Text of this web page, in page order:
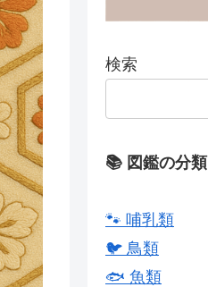
検索
📚 図鑑の分類
🐾 哺乳類
🐦 鳥類
🐟 魚類